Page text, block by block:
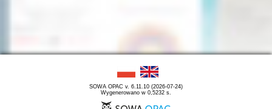
SOWA OPAC v. 6.11.10 (2026-07-24)
Wygenerowano w 0,5232 s.